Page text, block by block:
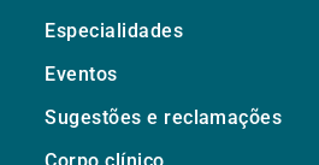
Especialidades
Eventos
Sugestões e reclamações